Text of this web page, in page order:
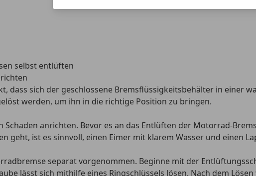
selbst entlüften
dass sich der geschlossene Bremsflüssigkeitsbehälter in einer
werden, um ihn in die richtige Position zu bringen.
Schaden anrichten. Bevor es an das Entlüften der Motorrad-
geht, ist es sinnvoll, einen Eimer mit klarem Wasser und einen
separat vorgenommen. Beginne mit der
lässt sich mithilfe eines Ringschlüssels lösen. Nach dem